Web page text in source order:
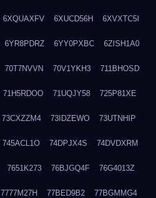
6XQUAXFV 6XUCD56H 6XVXTC5I
6YR8PDRZ 6YY0PXBC 6ZISH1A0
70T7NVVN 70V1YKH3 711BHOSD
71H5RDOO 71UQJY58 725P81XE
73CXZZM4 73IDZEWO 73UTNHIP
745ACL1O 74DPJX4S 74DVDXRM
7651K273 76BJGQ4F 76G4013Z
7777M27H 77BED9B2 77BGMMG4